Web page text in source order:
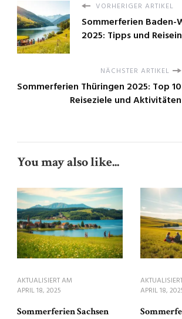
VORHERIGER ARTIKEL
Sommerferien
2025: Tipps und
NÄCHSTER ARTIKEL
Sommerferien Thüringen 2025: Top 10
Reiseziele und Aktivitäten
You may also like...
AKTUALISIERT AM
APRIL 18, 2025
Sommerferien Sachsen
APRIL 18,